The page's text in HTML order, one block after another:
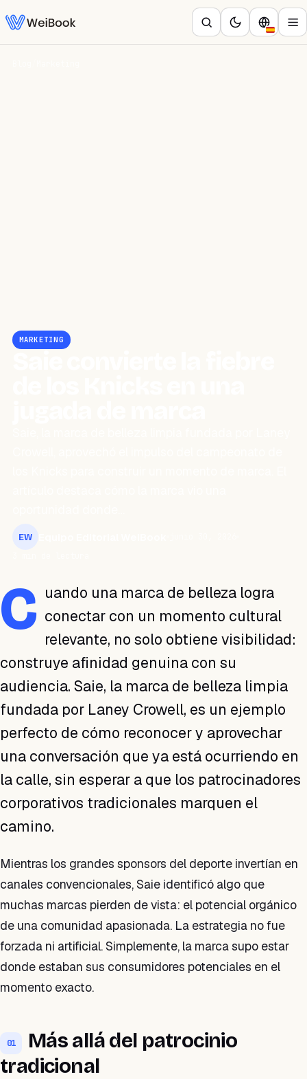
MARKETING
EW
C uando una marca de belleza logra
conectar con un momento cultural
relevante, no solo obtiene visibilidad:
construye afinidad genuina con su
audiencia. Saie, la marca de belleza limpia
fundada por Laney Crowell, es un ejemplo
perfecto de cómo reconocer y aprovechar
una conversación que ya está ocurriendo en
la calle, sin esperar a que los patrocinadores
corporativos tradicionales marquen el
camino.
Mientras los grandes sponsors del deporte invertían en
canales convencionales, Saie identificó algo que
muchas marcas pierden de vista: el potencial orgánico
de una comunidad apasionada. La estrategia no fue
forzada ni artificial. Simplemente, la marca supo estar
donde estaban sus consumidores potenciales en el
momento exacto.
01
Más allá del patrocinio
tradicional